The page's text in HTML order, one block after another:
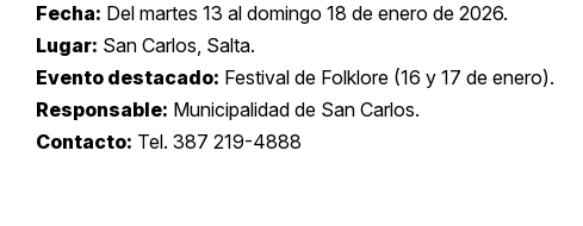
Fecha: Del martes 13 al domingo 18 de enero de 2026.
Lugar: San Carlos, Salta.
Evento destacado: Festival de Folklore (16 y 17 de enero).
Responsable: Municipalidad de San Carlos.
Contacto: Tel. 387 219-4888